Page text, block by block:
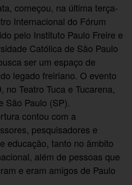
começou, na última terça-
Internacional do Fórum
pelo Instituto Paulo Freire e
Católica de São Paulo
ser um espaço de
legado freiriano. O evento
no Teatro Tuca e Tucarena,
São Paulo (SP).
contou com a
pesquisadores e
educação, tanto no âmbito
além de pessoas que
e eram amigos de Paulo